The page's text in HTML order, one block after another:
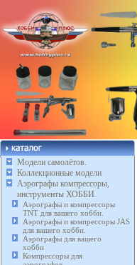
Модели самолётов.
Коллекционные модели
Аэрографы компрессоры,
инструменты ХОББИ.
Аэрографы и компрессоры
TNT для вашего хобби.
Аэрографы и компрессоры JAS
для вашего хобби.
Аэрографы для вашего
хобби
Компрессоры для